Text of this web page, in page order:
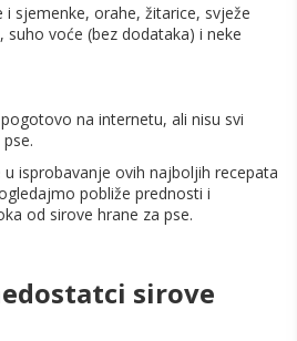
sjemenke, orahe, žitarice, svježe
suho voće (bez dodataka) i neke
na internetu, ali nisu svi
isprobavanje ovih najboljih recepata
pobliže prednosti i
od sirove hrane za pse.
sirove